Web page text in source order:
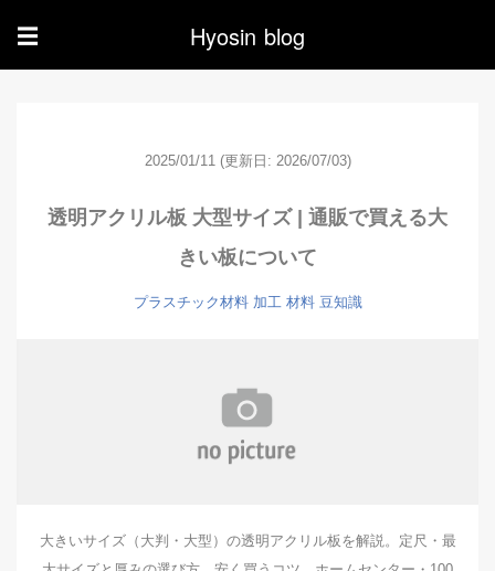
☰ Hyosin blog
2025/01/11 (更新日: 2026/07/03)
透明アクリル板 大型サイズ | 通販で買える大
きい板について
プラスチック材料 加工 材料 豆知識
大きいサイズ（大判・大型）の透明アクリル板を解説。定尺・最